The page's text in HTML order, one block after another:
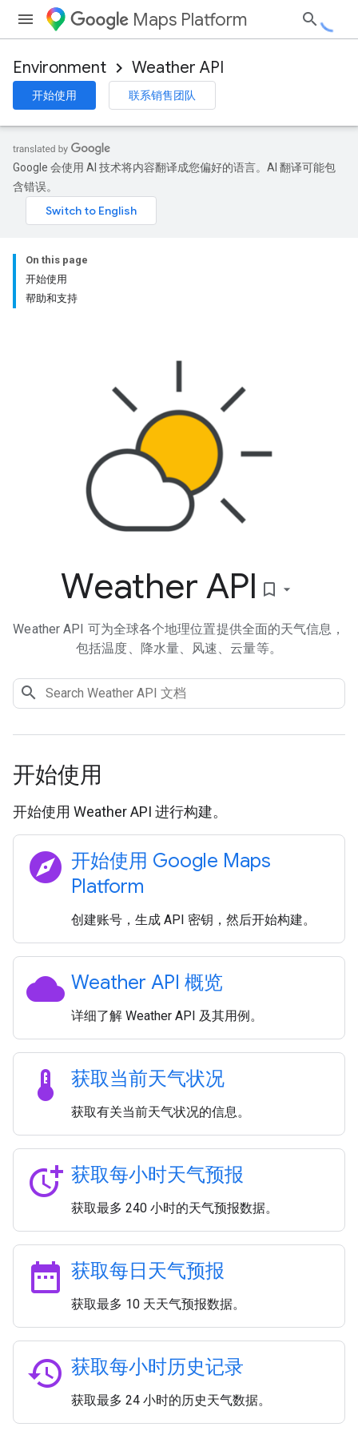
Maps Platform
Environment Weather API
开始使用 联系销售团队
Google 会使用 AI 技术将内容翻译成您偏好的语言。AI 翻译可能包
含错误。
On this page
开始使用
帮助和支持
Weather API bookmark_border
Weather API 可为全球各个地理位置提供全面的天气信息，
包括温度、降水量、风速、云量等。
开始使用
开始使用 Weather API 进行构建。
explore 开始使用 Google Maps
Platform
创建账号，生成 API 密钥，然后开始构建。
cloud Weather API 概览
详细了解 Weather API 及其用例。
thermostat 获取当前天气状况
获取有关当前天气状况的信息。
more_time 获取每小时天气预报
获取最多 240 小时的天气预报数据。
date_range 获取每日天气预报
获取最多 10 天天气预报数据。
history 获取每小时历史记录
获取最多 24 小时的历史天气数据。